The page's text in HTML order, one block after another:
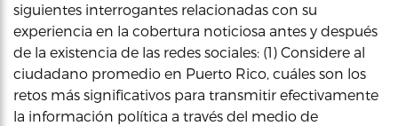
siguientes interrogantes relacionadas con su
experiencia en la cobertura noticiosa antes y después
de la existencia de las redes sociales: (1) Considere al
ciudadano promedio en Puerto Rico, cuáles son los
retos más significativos para transmitir efectivamente
la información política a través del medio de